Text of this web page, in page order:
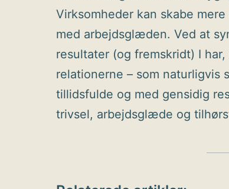
Virksomheder kan skabe
med arbejdsglæden. Ved at
resultater (og fremskridt) I
relationerne – som naturligvis
tillidsfulde og med gensidig
trivsel, arbejdsglæde og